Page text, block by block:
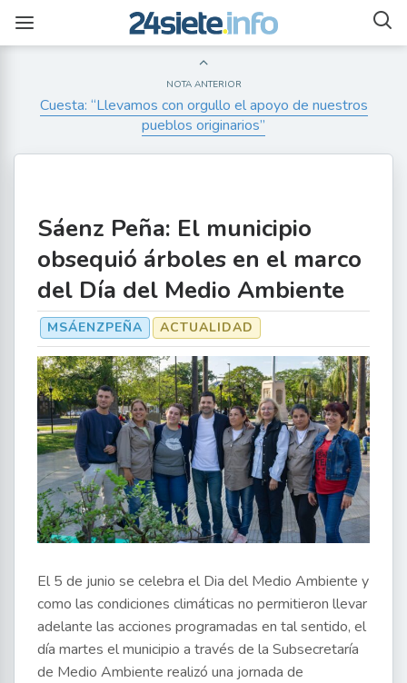
NOTA ANTERIOR
Cuesta: “Llevamos con orgullo el apoyo de nuestros
pueblos originarios”
Sáenz Peña: El municipio
obsequió árboles en el marco
del Día del Medio Ambiente
MSÁENZPEÑA ACTUALIDAD
El 5 de junio se celebra el Dia del Medio Ambiente y
como las condiciones climáticas no permitieron llevar
adelante las acciones programadas en tal sentido, el
día martes el municipio a través de la Subsecretaría
de Medio Ambiente realizó una jornada de